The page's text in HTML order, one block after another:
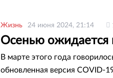
Жизнь 24 июня 2024, 21:14
Осенью ожидается
В марте этого года
обновленная версия COVID-